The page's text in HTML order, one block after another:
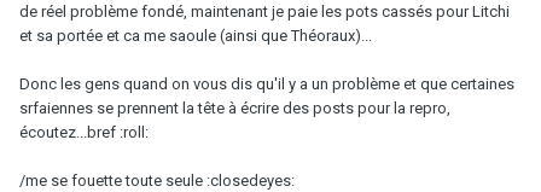
de réel problème fondé, maintenant je paie les pots cassés pour Litchi
et sa portée et ca me saoule (ainsi que Théoraux)...
Donc les gens quand on vous dis qu'il y a un problème et que certaines
srfaiennes se prennent la tête à écrire des posts pour la repro,
écoutez...bref :roll:
/me se fouette toute seule :closedeyes: